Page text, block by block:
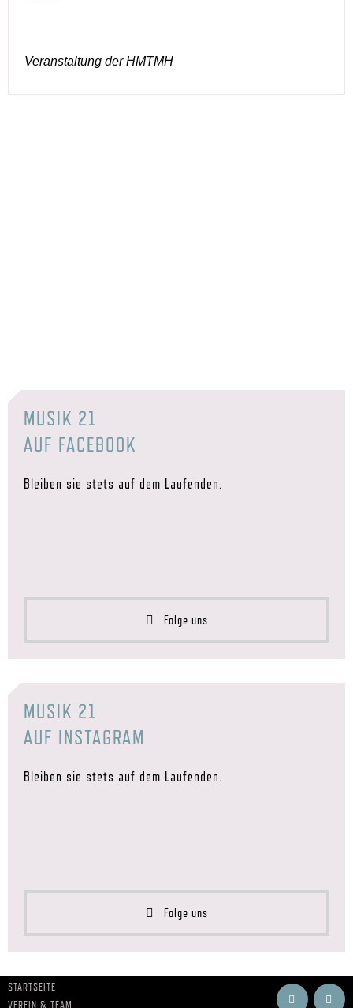
Veranstaltung der HMTMH
MUSIK 21
AUF FACEBOOK
Bleiben sie stets auf dem Laufenden.
Folge uns
MUSIK 21
AUF INSTAGRAM
Bleiben sie stets auf dem Laufenden.
Folge uns
STARTSEITE
VEREIN & TEAM